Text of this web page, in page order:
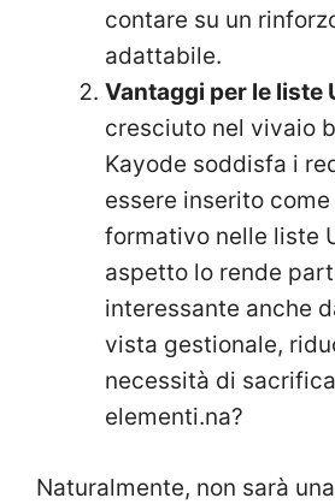
contare su un
adattabile.
Vantaggi per le liste
cresciuto nel vivaio
Kayode soddisfa i
essere inserito
formativo nelle liste
aspetto lo rende
interessante anche
vista gestionale,
necessità di
elementi.na?
Naturalmente, non sarà